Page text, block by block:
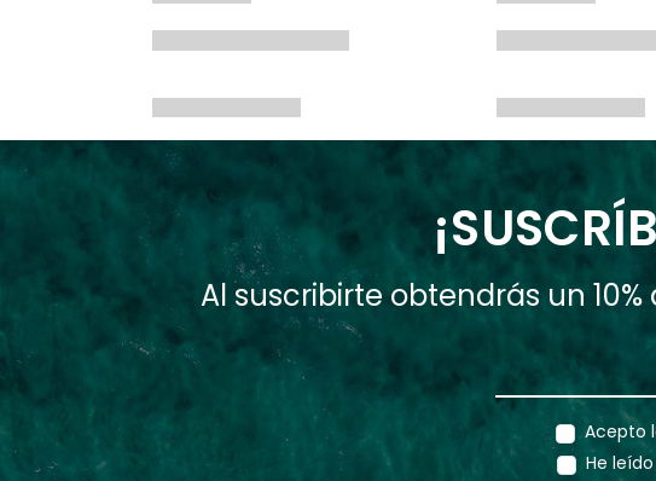
Al suscribirte obtendrás un
Acepto
He